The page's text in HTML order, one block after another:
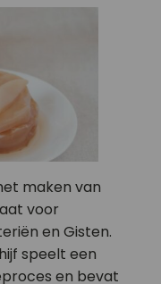
maken van
voor
en Gisten.
speelt een
en bevat